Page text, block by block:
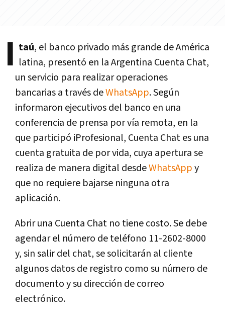
I taú, el banco privado más grande de América
latina, presentó en la Argentina Cuenta Chat,
un servicio para realizar operaciones
bancarias a través deWhatsApp. Según
informaron ejecutivos del banco en una
conferencia de prensa por vía remota, en la
que participó iProfesional, Cuenta Chat es una
cuenta gratuita de por vida, cuya apertura se
realiza de manera digital desdeWhatsAppy
que no requiere bajarse ninguna otra
aplicación.
Abrir una Cuenta Chat no tiene costo. Se debe
agendar el número de teléfono 11-2602-8000
y, sin salir del chat, se solicitarán al cliente
algunos datos de registro como su número de
documento y su dirección de correo
electrónico.